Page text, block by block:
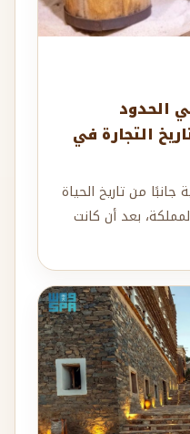
الحدود
التجارة في
جانبًا من تاريخ الحياة
بعد أن كانت